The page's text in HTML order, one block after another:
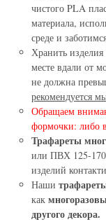
чистого PLA
материала,
среде и
Хранить
месте вдали от
не должна
рекомендуется
Обращаем
формочки: либо
Трафареты
или ПВХ 125-
изделий
Наши
как
другого декора.